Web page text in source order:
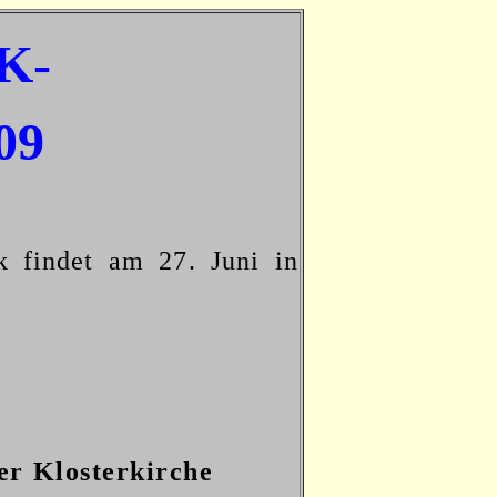
findet am 27. Juni in
Klosterkirche